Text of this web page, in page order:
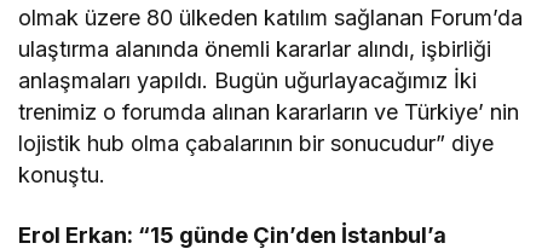
olmak üzere 80 ülkeden katılım sağlanan Forum’da
ulaştırma alanında önemli kararlar alındı, işbirliği
anlaşmaları yapıldı. Bugün uğurlayacağımız İki
trenimiz o forumda alınan kararların ve Türkiye’ nin
lojistik hub olma çabalarının bir sonucudur” diye
konuştu.
Erol Erkan: “15 günde Çin’den İstanbul’a